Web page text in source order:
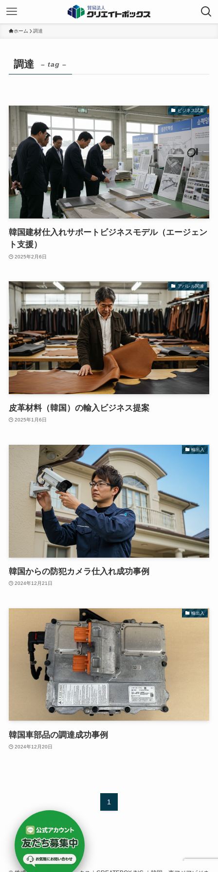
ホーム 調達
調達 – tag –
ビジネス試案
韓国建材仕入れサポートビジネスモデル（エージェン
ト支援）
2025年2月6日
アパレル関連
皮革材料（韓国）の輸入ビジネス提案
2025年1月6日
輸出入
韓国からの防犯カメラ仕入れ成功事例
2024年12月21日
輸出入
韓国車部品の調達成功事例
2024年12月20日
1